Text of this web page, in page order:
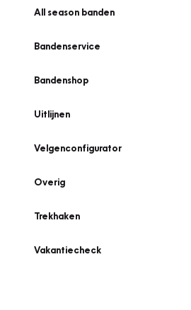
All season banden
Bandenservice
Bandenshop
Uitlijnen
Velgenconfigurator
Overig
Trekhaken
Vakantiecheck